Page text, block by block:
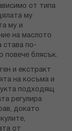
от типа
му
му и
на маслото
става по-
повече блясък.
и екстракт
на косъма и
подходящ
регулира
докато
от